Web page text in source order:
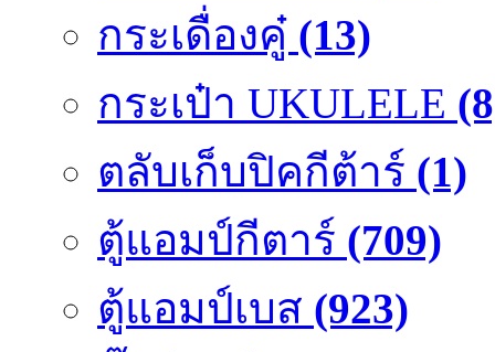
กระเดื่องคู๋ (13)
กระเป๋า UKULELE
ตลับเก็บปิคกีต้าร์ (1)
ตู้แอมป์กีตาร์ (709)
ตู้แอมป์เบส (923)